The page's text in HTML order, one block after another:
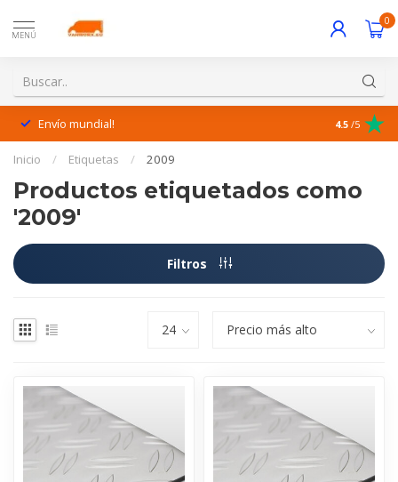
MENÚ
0
Envío mundial! ¡Excelente
4.5 /5
Inicio / Etiquetas / 2009
Productos etiquetados como
'2009'
Filtros